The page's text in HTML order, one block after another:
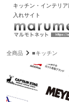
キッチン・インテリ
入れサイト
全商品 ■キッチン